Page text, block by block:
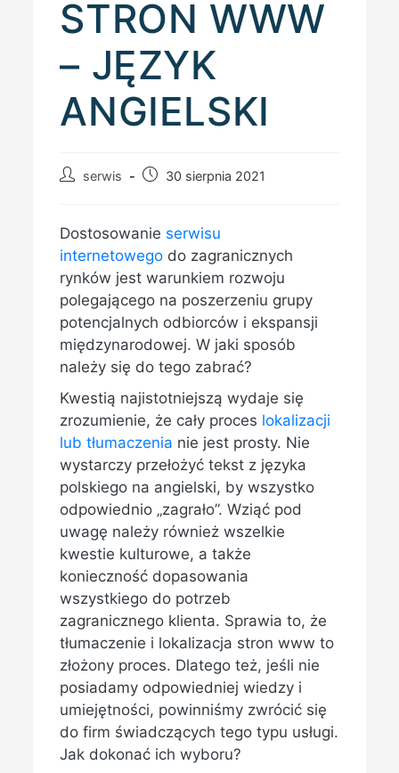
STRON WWW
– JĘZYK
ANGIELSKI
Postserwis
Post30 sierpnia 2021
Dostosowanie serwisu
internetowego do zagranicznych
rynków jest warunkiem rozwoju
polegającego na poszerzeniu grupy
potencjalnych odbiorców i ekspansji
międzynarodowej. W jaki sposób
należy się do tego zabrać?
Kwestią najistotniejszą wydaje się
zrozumienie, że cały proces lokalizacji
lub tłumaczenia nie jest prosty. Nie
wystarczy przełożyć tekst z języka
polskiego na angielski, by wszystko
odpowiednio „zagrało”. Wziąć pod
uwagę należy również wszelkie
kwestie kulturowe, a także
konieczność dopasowania
wszystkiego do potrzeb
zagranicznego klienta. Sprawia to, że
tłumaczenie i lokalizacja stron www to
złożony proces. Dlatego też, jeśli nie
posiadamy odpowiedniej wiedzy i
umiejętności, powinniśmy zwrócić się
do firm świadczących tego typu usługi.
Jak dokonać ich wyboru?